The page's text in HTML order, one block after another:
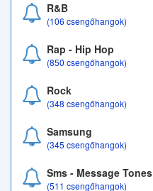
R&B
(106 csengőhangok)
Rap - Hip Hop
(850 csengőhangok)
Rock
(348 csengőhangok)
Samsung
(345 csengőhangok)
Sms - Message Tones
(511 csengőhangok)